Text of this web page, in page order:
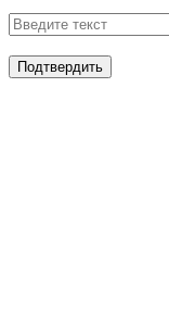
Подтвердить